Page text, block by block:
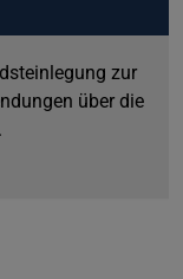
zur
über die